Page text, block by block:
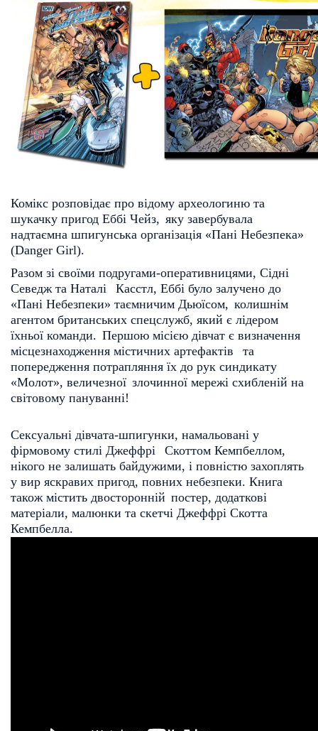
Комікс розповідає про відому археологиню та
шукачку пригод Еббі Чейз, яку завербувала
(Danger Girl).
Разом зі своїми подругами-оперативницями, Сідні
Севедж та Наталі
Касстл, Еббі було залучено до
«Пані Небезпеки» таємничим Дьюїсом, колишнім
агентом британських спецслужб, який є лідером
їхньої команди. Першою місією дівчат є визначення
місцезнаходження містичних артефактів
та
попередження потрапляння їх до рук синдикату
«Молот», величезної злочинної мережі схибленій на
світовому пануванні!
Сексуальні дівчата-шпигунки, намальовані у
фірмовому стилі Джеффрі
Скоттом Кемпбеллом,
нікого не залишать байдужими, і повністю захоплять
у вир яскравих пригод, повних небезпеки. Книга
також містить двосторонній постер, додаткові
Кемпбелла.